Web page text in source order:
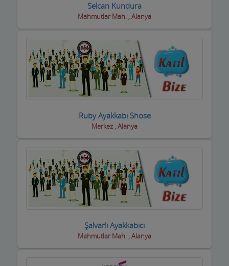
Evden Eve Nakliye Firmaları
Evkur Firmaları
Fitness-Spa Salonları
Fırıncılar
Geri dönüşüm firmaları
Gümüş Takı Mağazaları ve Saatciler
Güneş Enerji Sistemleri
Güvenlik Alarm Sistemleri
Güzellik Salonları
Hac Malzemeleri
Selcan Kundura
Mahmutlar Mah. , Alanya
Ruby Ayakkabı Shose
Merkez , Alanya
Şalvarlı Ayakkabıcı
Mahmutlar Mah. , Alanya